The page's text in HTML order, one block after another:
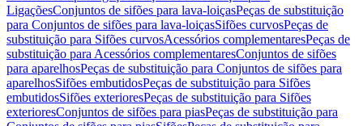
LigaçõesConjuntos de sifões para lava-loiçasPeças de substituição
para Conjuntos de sifões para lava-loiçasSifões curvosPeças de
substituição para Sifões curvosAcessórios complementaresPeças de
substituição para Acessórios complementaresConjuntos de sifões
para aparelhosPeças de substituição para Conjuntos de sifões para
aparelhosSifões embutidosPeças de substituição para Sifões
embutidosSifões exterioresPeças de substituição para Sifões
exterioresConjuntos de sifões para piasPeças de substituição para